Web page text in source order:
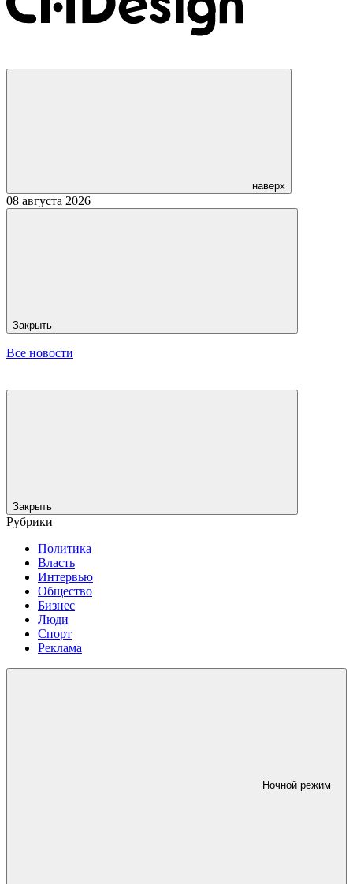
наверх
08 августа 2026
Закрыть
Все новости
Закрыть
Рубрики
Политика
Власть
Интервью
Общество
Бизнес
Люди
Спорт
Реклама
Ночной режим